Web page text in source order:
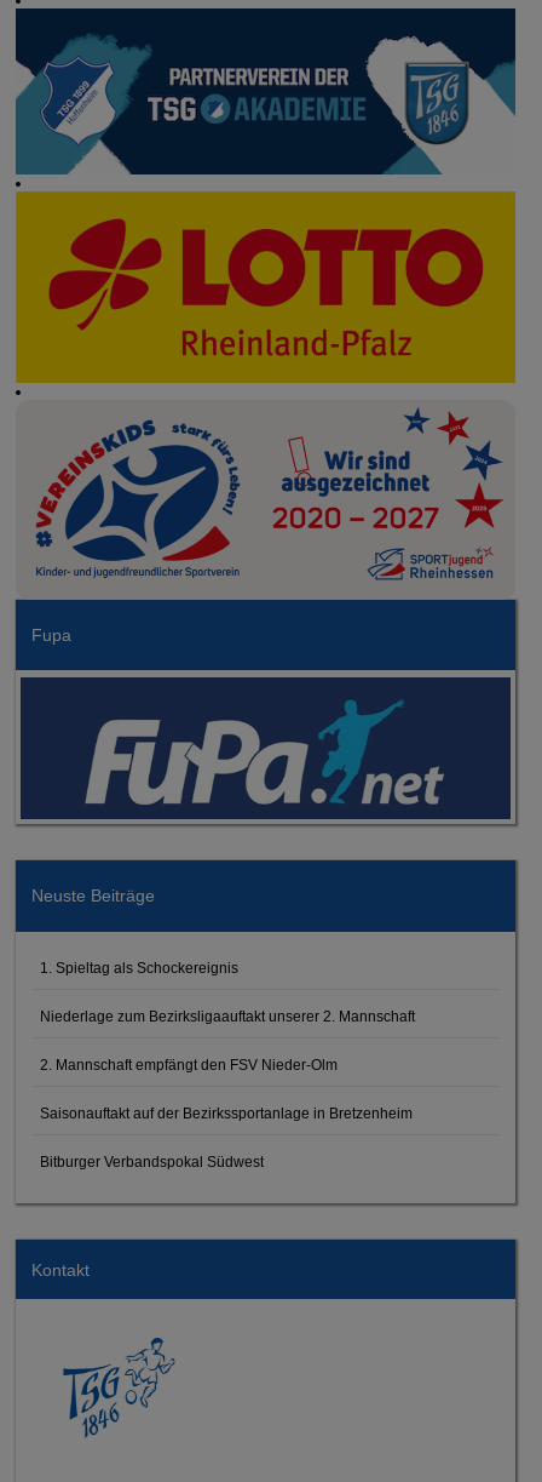
Fupa
Neuste Beiträge
1. Spieltag als Schockereignis
Niederlage zum Bezirksligaauftakt unserer 2. Mannschaft
2. Mannschaft empfängt den FSV Nieder-Olm
Saisonauftakt auf der Bezirkssportanlage in Bretzenheim
Bitburger Verbandspokal Südwest
Kontakt